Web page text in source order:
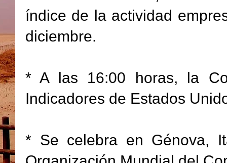
índice de la actividad
diciembre.
* A las 16:00 horas, la
Indicadores de Estados
* Se celebra en Génova,